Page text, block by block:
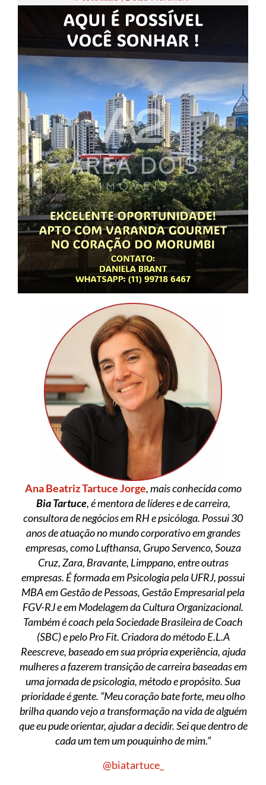
Ana Beatriz Tartuce Jorge, mais conhecida como
Bia Tartuce, é mentora de líderes e de carreira,
consultora de negócios em RH e psicóloga. Possui 30
anos de atuação no mundo corporativo em grandes
empresas, como Lufthansa, Grupo Servenco, Souza
Cruz, Zara, Bravante, Limppano, entre outras
empresas. É formada em Psicologia pela UFRJ, possui
MBA em Gestão de Pessoas, Gestão Empresarial pela
FGV-RJ e em Modelagem da Cultura Organizacional.
Também é coach pela Sociedade Brasileira de Coach
(SBC) e pelo Pro Fit. Criadora do método E.L.A
Reescreve, baseado em sua própria experiência, ajuda
mulheres a fazerem transição de carreira baseadas em
uma jornada de psicologia, método e propósito. Sua
prioridade é gente. “Meu coração bate forte, meu olho
brilha quando vejo a transformação na vida de alguém
que eu pude orientar, ajudar a decidir. Sei que dentro de
cada um tem um pouquinho de mim.”
@biatartuce_